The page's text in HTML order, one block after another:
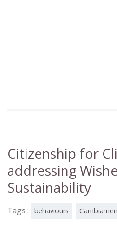
Citizenship for
addressing
Sustainability
Tags : behaviours